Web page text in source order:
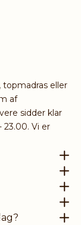
eller
af
sidder klar
Vi er